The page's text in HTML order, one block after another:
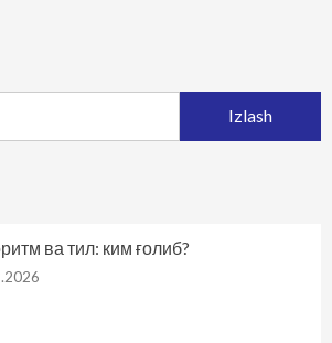
ва тил: ким ғолиб?